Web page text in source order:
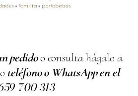
pedidoo consulta hágalo a
teléfono o WhatsApp en el
700313